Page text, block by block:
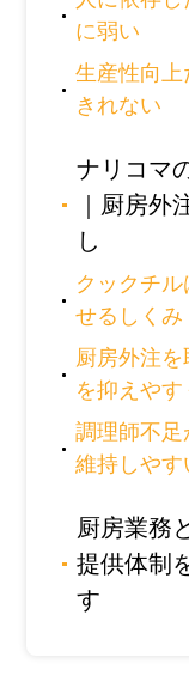
に弱い
生産性向上
きれない
ナリコマ
｜厨房外
し
クックチ
せるしくみ
厨房外注
を抑えやす
調理師不足
維持しやす
厨房業務
提供体制
す